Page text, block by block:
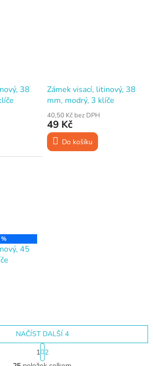
38
Zámek visací, litinový, 38
mm, modrý, 3 klíče
40,50 Kč bez DPH
49 Kč
Do košíku
45
O
NAČÍST DALŠÍ 4
S
t
r
1 2